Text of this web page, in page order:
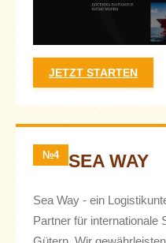
JETZT STARTEN
№4 SEA WAY
Sea Way - ein
Partner für internationale